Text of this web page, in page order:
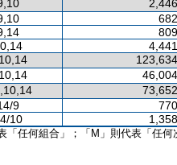
9
10
「任何組合」；「M」則代表「任何